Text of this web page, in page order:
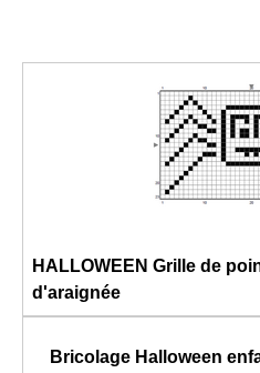
HALLOWEEN Grille de
d'araignée
Bricolage Halloween